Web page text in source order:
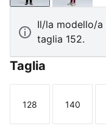
Il/la modello/a
taglia 152.
Taglia
Taglia
128
Taglia
140